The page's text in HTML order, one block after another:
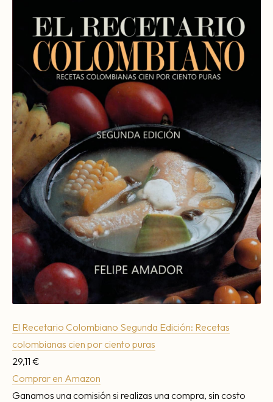
Consultoría Barcelona
Por qué fracasan
Traspasar restaurante
Mi restaurante va a cerrar
El Recetario Colombiano Segunda Edición: Recetas
colombianas cien por ciento puras
29,11 €
Comprar en Amazon
Ganamos una comisión si realizas una compra, sin costo